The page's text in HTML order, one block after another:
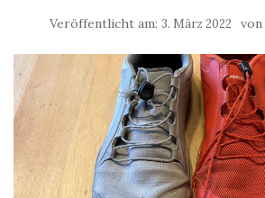
Veröffentlicht am: 3. März 2022 von